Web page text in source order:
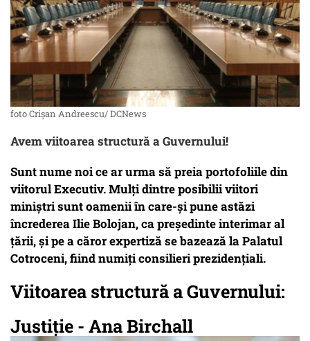
foto Crișan Andreescu/ DCNews
Avem viitoarea structură a Guvernului!
Sunt nume noi ce ar urma să preia portofoliile din
viitorul Executiv. Mulți dintre posibilii viitori
miniștri sunt oamenii în care-și pune astăzi
încrederea Ilie Bolojan, ca președinte interimar al
țării, și pe a căror expertiză se bazează la Palatul
Cotroceni, fiind numiți consilieri prezidențiali.
Viitoarea structură a Guvernului:
Justiție - Ana Birchall